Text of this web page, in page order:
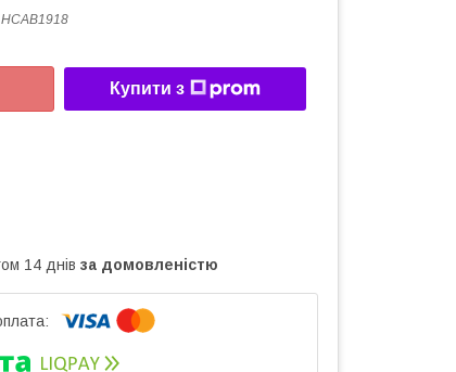
HCAB1918
Купити з
14 днів за домовленістю